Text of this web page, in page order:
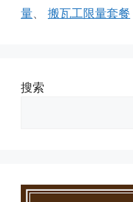
量、 搬瓦工限量套餐
搜索